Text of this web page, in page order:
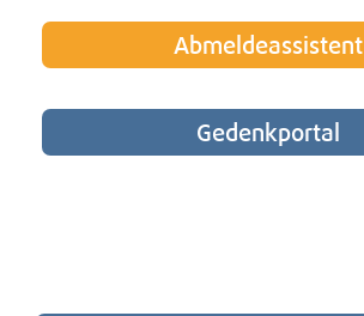
Abmeldeassistent
Gedenkportal